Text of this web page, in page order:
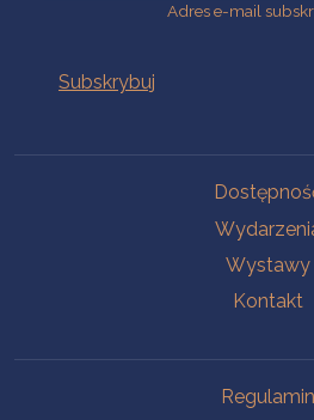
Adres e-mail
Wystawy
Kontakt
Regulamin